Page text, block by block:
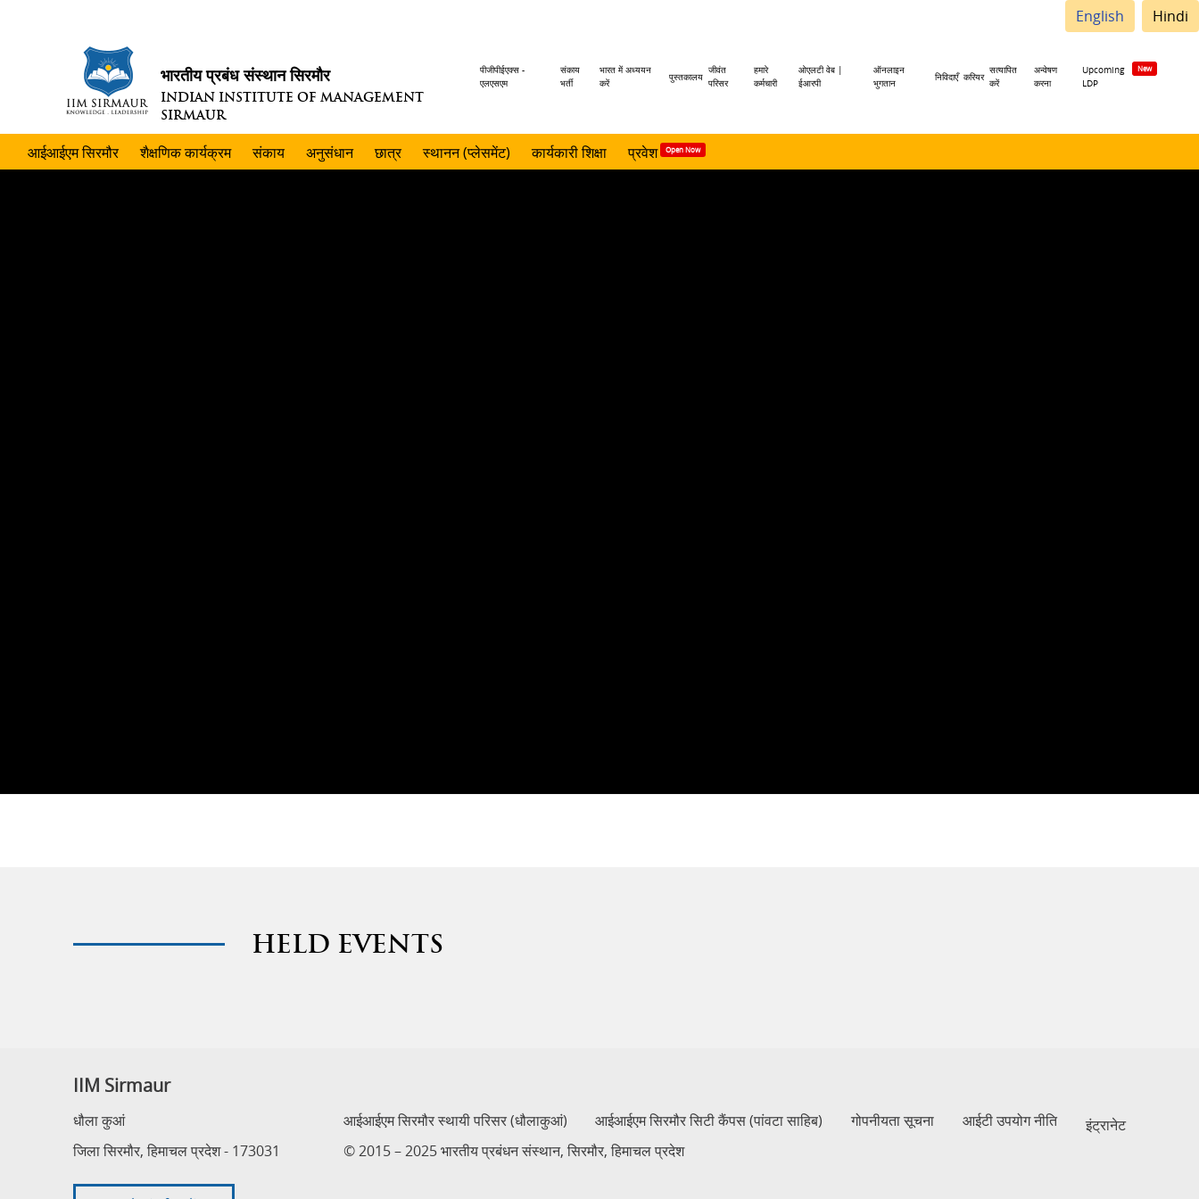
English Hindi
भारतीय प्रबंध संस्थान सिरमौर
INDIAN INSTITUTE OF MANAGEMENT
SIRMAUR
Header
पीजीपीईएक्स -
एलएसएम
संकाय
भर्ती
भारत में अध्ययन
करें
पुस्तकालय
जीवंत
परिसर
हमारे
कर्मचारी
ओएलटी वेब |
ईआरपी
ऑनलाइन
भुगतान
निविदाएँ करियर
सत्यापित
करें
अन्वेषण
करना
Upcoming
LDP
आईआईएम सिरमौर शैक्षणिक कार्यक्रम संकाय अनुसंधान छात्र स्थानन (प्लेसमेंट) कार्यकारी शिक्षा प्रवेश
HELD EVENTS
IIM Sirmaur
धौला कुआं
जिला सिरमौर, हिमाचल प्रदेश - 173031
आईआईएम सिरमौर स्थायी परिसर (धौलाकुआं) आईआईएम सिरमौर सिटी कैंपस (पांवटा साहिब) गोपनीयता सूचना आईटी उपयोग नीति
इंट्रानेट
© 2015 – 2025 भारतीय प्रबंधन संस्थान, सिरमौर, हिमाचल प्रदेश